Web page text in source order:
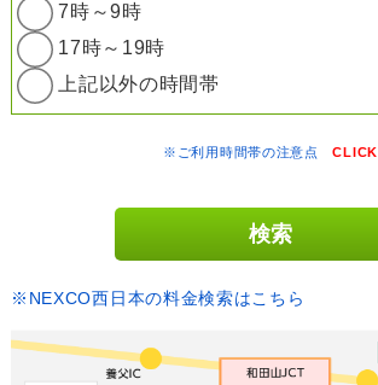
7時～9時
17時～19時
上記以外の時間帯
※ご利用時間帯の注意点CLICK
※NEXCO西日本の料金検索はこちら